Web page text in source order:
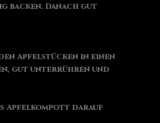
backen. Danach gut
Apfelstücken in einen
gut unterrühren und
Apfelkompott darauf